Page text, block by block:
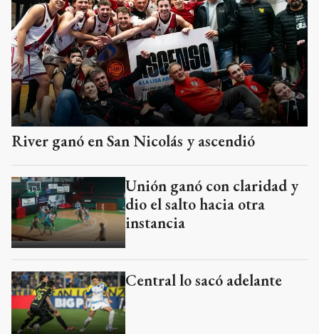
River ganó en San Nicolás y ascendió
Unión ganó con claridad y
dio el salto hacia otra
instancia
Central lo sacó adelante